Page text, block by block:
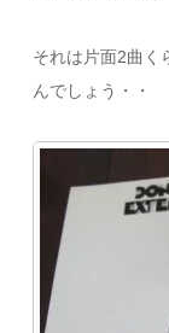
それは片面2曲く
んでしょう・・